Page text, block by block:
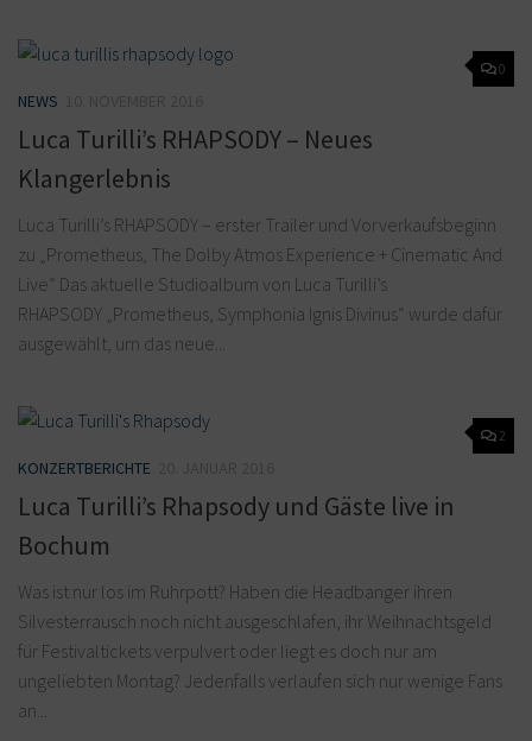
0
NEWS
Luca Turilli’s RHAPSODY – Neues
Klangerlebnis
Luca Turilli’s RHAPSODY – erster Trailer und Vorverkaufsbeginn
zu „Prometheus, The Dolby Atmos Experience + Cinematic And
Live“ Das aktuelle Studioalbum von Luca Turilli’s
RHAPSODY „Prometheus, Symphonia Ignis Divinus“ wurde dafür
ausgewählt, um das neue...
2
KONZERTBERICHTE
Luca Turilli’s Rhapsody und Gäste live in
Bochum
Was ist nur los im Ruhrpott? Haben die Headbanger ihren
Silvesterrausch noch nicht ausgeschlafen, ihr Weihnachtsgeld
für Festivaltickets verpulvert oder liegt es doch nur am
ungeliebten Montag? Jedenfalls verlaufen sich nur wenige Fans
an...